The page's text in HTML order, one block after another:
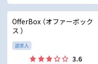
OfferBox （オファーボック
ス ）
逆求人
3.6